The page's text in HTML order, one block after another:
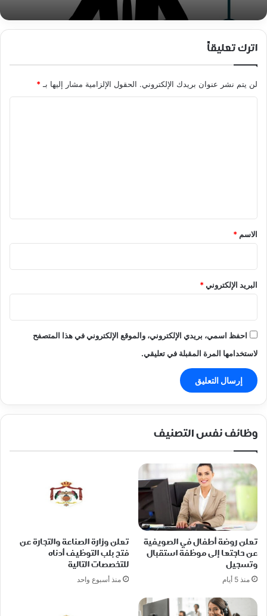
اترك تعليقاً
لن يتم نشر عنوان بريدك الإلكتروني. الحقول الإلزامية مشار إليها بـ *
*
الاسم *
البريد الإلكتروني*
احفظ اسمي، بريدي الإلكتروني، والموقع الإلكتروني في هذا المتصفح
لاستخدامها المرة المقبلة في تعليقي.
وظائف نفس التصنيف
تعلن روضة أطفال في الصويفية
عن حاجتها إلى موظفة استقبال
وتسجيل
منذ 5 أيام
تعلن وزارة الصناعة والتجارة عن
فتح بلب التوظيف أدناه
للتخصصات التالية
منذ أسبوع واحد